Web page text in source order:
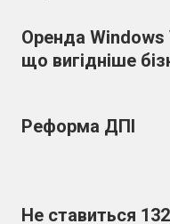
Оренда Windows
що вигідніше
Реформа ДПІ
Не ставиться